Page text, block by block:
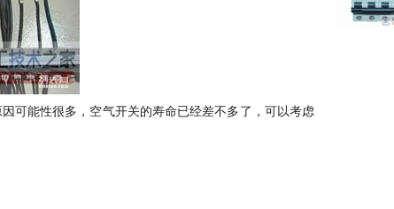
可能性很多，空气开关的寿命已经差不多了，可以考虑